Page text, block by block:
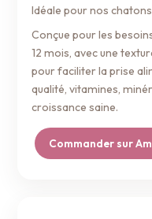
Idéale pour nos
Conçue pour les
12 mois, avec une
pour faciliter la prise
qualité, vitamines,
croissance saine.
Commander sur